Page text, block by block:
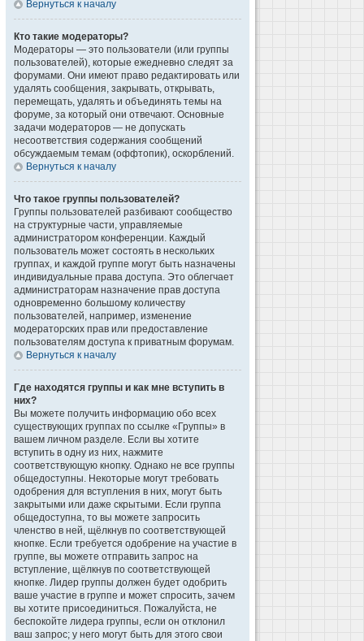
Вернуться к началу
Кто такие модераторы?
Модераторы — это пользователи (или группы
пользователей), которые ежедневно следят за
форумами. Они имеют право редактировать или
удалять сообщения, закрывать, открывать,
перемещать, удалять и объединять темы на
форуме, за который они отвечают. Основные
задачи модераторов — не допускать
несоответствия содержания сообщений
обсуждаемым темам (оффтопик), оскорблений.
Вернуться к началу
Что такое группы пользователей?
Группы пользователей разбивают сообщество
на структурные части, управляемые
администратором конференции. Каждый
пользователь может состоять в нескольких
группах, и каждой группе могут быть назначены
индивидуальные права доступа. Это облегчает
администраторам назначение прав доступа
одновременно большому количеству
пользователей, например, изменение
модераторских прав или предоставление
пользователям доступа к приватным форумам.
Вернуться к началу
Где находятся группы и как мне вступить в
них?
Вы можете получить информацию обо всех
существующих группах по ссылке «Группы» в
вашем личном разделе. Если вы хотите
вступить в одну из них, нажмите
соответствующую кнопку. Однако не все группы
общедоступны. Некоторые могут требовать
одобрения для вступления в них, могут быть
закрытыми или даже скрытыми. Если группа
общедоступна, то вы можете запросить
членство в ней, щёлкнув по соответствующей
кнопке. Если требуется одобрение на участие в
группе, вы можете отправить запрос на
вступление, щёлкнув по соответствующей
кнопке. Лидер группы должен будет одобрить
ваше участие в группе и может спросить, зачем
вы хотите присоединиться. Пожалуйста, не
беспокойте лидера группы, если он отклонил
ваш запрос; у него могут быть для этого свои